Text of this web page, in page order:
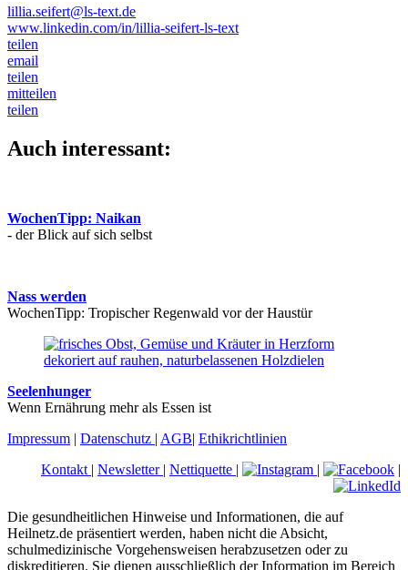
lillia.seifert@ls-text.de
www.linkedin.com/in/lillia-seifert-ls-text
teilen
email
teilen
mitteilen
teilen
Auch interessant:
WochenTipp: Naikan
- der Blick auf sich selbst
Nass werden
WochenTipp: Tropischer Regenwald vor der Haustür
Seelenhunger
Wenn Ernährung mehr als Essen ist
Impressum | Datenschutz | AGB| Ethikrichtlinien
Kontakt | Newsletter | Nettiquette | | |
Die gesundheitlichen Hinweise und Informationen, die auf
Heilnetz.de präsentiert werden, haben nicht die Absicht,
schulmedizinische Vorgehensweisen herabzusetzen oder zu
diskreditieren. Sie dienen ausschließlich der Information im Bereich